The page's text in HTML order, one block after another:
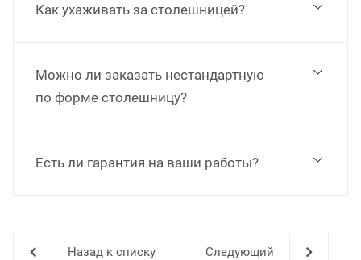
Как ухаживать за столешницей?
Можно ли заказать нестандартную
по форме столешницу?
Есть ли гарантия на ваши работы?
Назад к списку